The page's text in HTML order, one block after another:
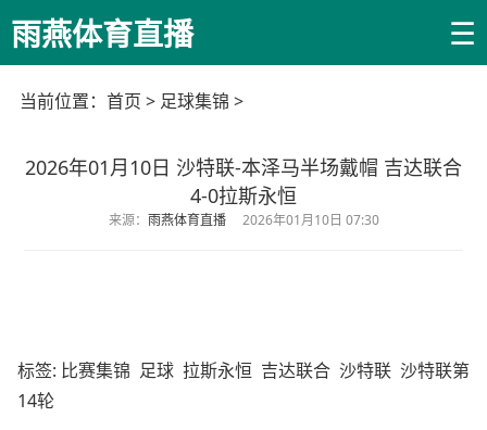
雨燕体育直播 ☰
当前位置： 首页 > 足球集锦 >
2026年01月10日 沙特联-本泽马半场戴帽 吉达联合
4-0拉斯永恒
来源： 雨燕体育直播 2026年01月10日 07:30
标签: 比赛集锦 足球 拉斯永恒 吉达联合 沙特联 沙特联第
14轮